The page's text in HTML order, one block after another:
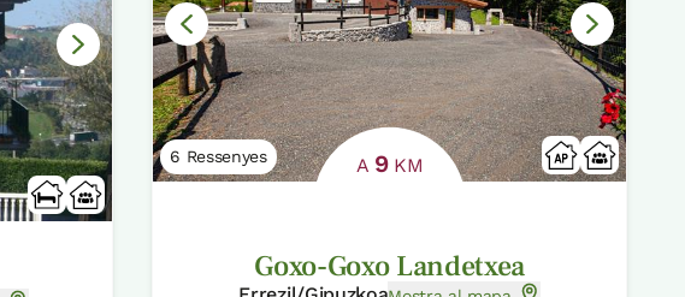
6 Ressenyes A 9KM
Goxo-Goxo Landetxea